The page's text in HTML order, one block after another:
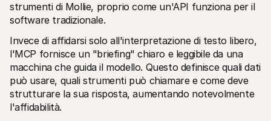
strumenti di Mollie, proprio come un'API funziona per il
software tradizionale.
Invece di affidarsi solo all'interpretazione di testo libero,
l'MCP fornisce un "briefing" chiaro e leggibile da una
macchina che guida il modello. Questo definisce quali dati
può usare, quali strumenti può chiamare e come deve
strutturare la sua risposta, aumentando notevolmente
l'affidabilità.